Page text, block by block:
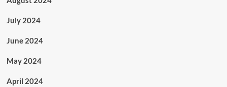
July 2024
June 2024
May 2024
April 2024